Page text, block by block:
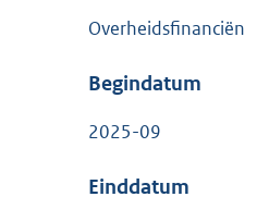
Overheidsfinanciën
Begindatum
2025-09
Einddatum